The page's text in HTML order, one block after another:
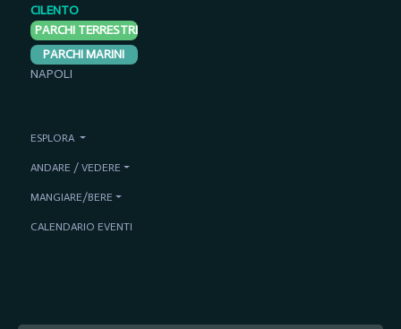
CILENTO
PARCHI TERRESTRI
PARCHI MARINI
NAPOLI
ESPLORA
ANDARE / VEDERE
MANGIARE/BERE
CALENDARIO EVENTI